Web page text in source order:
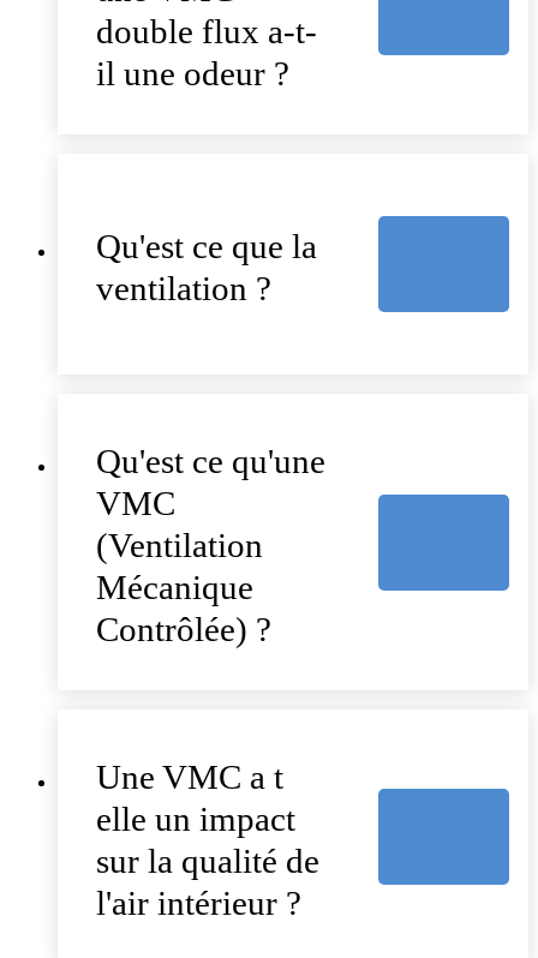
double flux a-t-
il une odeur ?
Qu'est ce que la
ventilation ?
Qu'est ce qu'une
VMC
(Ventilation
Mécanique
Contrôlée) ?
Une VMC a t
elle un impact
sur la qualité de
l'air intérieur ?